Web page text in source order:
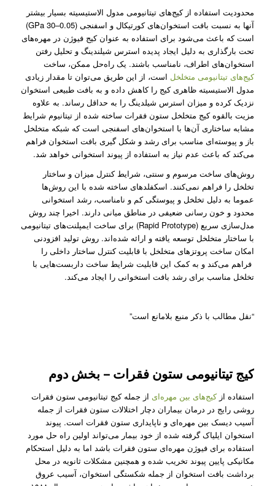
محدودیت استفاده از کیج‌های تیتانیومی مدول الاستیسیته بسیار بیشتر
آنها به نسبت بافت استخوان‌های کورتیکال و اسفنجی (0.05–30 GPa)
است که باعث می‌شود برای استفاده به عنوان کیج فیوژن در مهره‌های
تحت بارگذاری به دلیل ایجاد پدیده استرس شیلندینگ و تحلیل رفتن
استخوان‌های اطراف، نا‌مناسب باشند. یک راه‌حل ممکن، ساخت
کیج‌های تیتانیومی متخلخل است، از این طریق می‌توان تا مقدار زیادی
مدول الاستیسیته ظاهری کیج‌ را کاهش داده و به بافت طبیعی استخوان
نزدیک کرده و میزان استرس شیلدینگ را به حداقل رساند. به علاوه
مزیت بالقوه کیج متخلخل ستون فقرات ساخته شده از تیتانیوم شرایط
مشابه ساختاری آن‌ها با استخوان‌های اسفنجی است که شبکه متخلخل
باز و پیوسته‌ای مناسب برای رشد و شکل گیری بافت استخوان فراهم
می‌کند که باعث عدم نیاز به استفاده از پیوند استخوانی خواهد شد.
روش‌های ساخت مرسوم و سنتی، شرایط کنترل میزان و ساختار
تخلخل را فراهم نمی‌کنند. اسکفلد‌های ساخته شده با این روش‌ها
عموما به دلیل تخلخل و پیوستگی کم و نامناسب، رشد استخوانی
محدود و خون رسانی ضعیفی در مناطق میانی دارند. اخیرا چند روش
مدل‌سازی سریع (Rapid Prototype) برای ساخت ایمپلنت‌های تیتانیومی
با ساختار متخلخل توسعه یافته‌ و ارائه شده‌اند. روش تولید افزودنی
امکان ساخت پروتز‌‌های متخلخل با قابلیت کنترل ساختار داخلی را
فراهم می‌کند و به کمک این قابلیت شرایط ساخت داربست‌هایی با
تخلخل مناسب برای رشد بافت استخوانی را ایجاد می‌کند.
“نقل مطالب با ذکر منبع بلامانع است”
کیج تیتانیومی ستون فقرات – بخش دوم
استفاده ازکیج‌های بین مهره‌ایاز جمله کیج تیتانیومی ستون فقرات
روشی رایج در درمان بیمار‌ان دچار اختلالات ستون فقرات از جمله
آسیب دیسک بین مهره‌ای و ناپایداری ستون فقرات است. پیوند
استخوان ایلیاک گرفته شده از خود بیمار می‌تواند اولین راه حل مورد
استفاده برای فیوژن مهر‌ه‌ای ستون فقرات باشد اما به دلیل استحکام
مکانیکی پایین پیوند تخریب ‌شده و همچنین مشکلات ثانویه در محل
برداشت بافت استخوان از جمله شکستگی استخوان، آسیب عروق